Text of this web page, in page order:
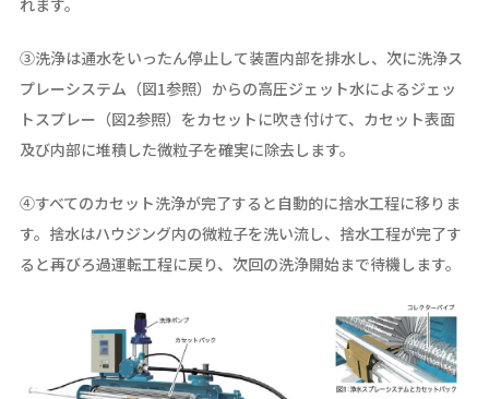
れます。
➂洗浄は通水をいったん停止して装置内部を排水し、次に洗浄ス
プレーシステム（図1参照）からの高圧ジェット水によるジェッ
トスプレー（図2参照）をカセットに吹き付けて、カセット表面
及び内部に堆積した微粒子を確実に除去します。
➃すべてのカセット洗浄が完了すると自動的に捨水工程に移りま
す。捨水はハウジング内の微粒子を洗い流し、捨水工程が完了す
ると再びろ過運転工程に戻り、次回の洗浄開始まで待機します。